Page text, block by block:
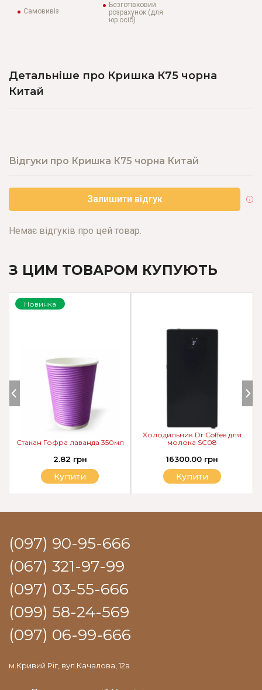
Самовивіз
Безготівковий
розрахунок (для
юр.осіб)
Детальніше про Кришка К75 чорна
Китай
Відгуки про Кришка К75 чорна Китай
Залишити відгук
Немає відгуків про цей товар.
З ЦИМ ТОВАРОМ КУПУЮТЬ
Холодильник Dr Coffee для
молока SC08
16300.00 грн
Купити
Новинка
Стакан Гофра лаванда 350мл
2.82 грн
Купити
(097) 90-95-666
(067) 321-97-99
(097) 03-55-666
(099) 58-24-569
(097) 06-99-666
м.Кривий Ріг, вул.Качалова, 12а